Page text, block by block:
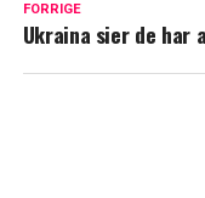
FORRIGE
Ukraina sier de har